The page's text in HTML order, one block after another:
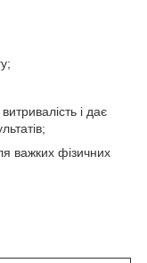
і дає
важких фізичних